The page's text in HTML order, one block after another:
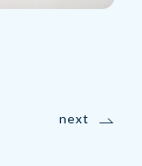
next